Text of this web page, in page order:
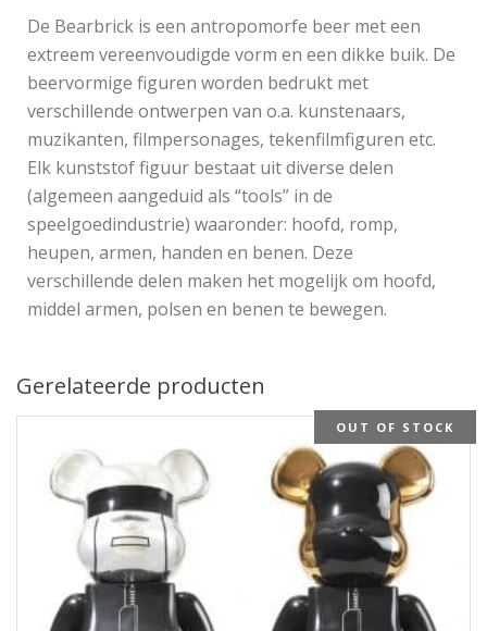
De Bearbrick is een antropomorfe beer met een
extreem vereenvoudigde vorm en een dikke buik. De
beervormige figuren worden bedrukt met
verschillende ontwerpen van o.a. kunstenaars,
muzikanten, filmpersonages, tekenfilmfiguren etc.
Elk kunststof figuur bestaat uit diverse delen
(algemeen aangeduid als “tools” in de
speelgoedindustrie) waaronder: hoofd, romp,
heupen, armen, handen en benen. Deze
verschillende delen maken het mogelijk om hoofd,
middel armen, polsen en benen te bewegen.
Gerelateerde producten
OUT OF STOCK